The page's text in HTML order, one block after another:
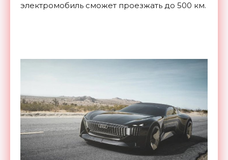
электромобиль сможет проезжать до 500 км.